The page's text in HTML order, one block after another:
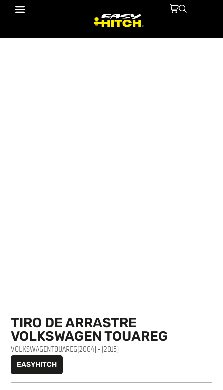
TIRO DE ARRASTRE
VOLKSWAGEN TOUAREG
VOLKSWAGENTOUAREG(2004) - (2015)
EASYHITCH